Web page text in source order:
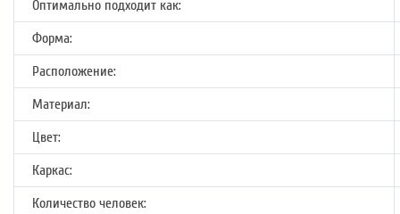
Оптимально подходит как:
Форма:
Расположение:
Материал:
Цвет:
Каркас:
Количество человек: